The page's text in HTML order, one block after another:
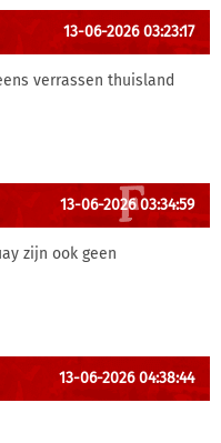
13-06-2026 03:23:17
verrassen thuisland
13-06-2026 03:34:59
zijn ook geen
13-06-2026 04:38:44